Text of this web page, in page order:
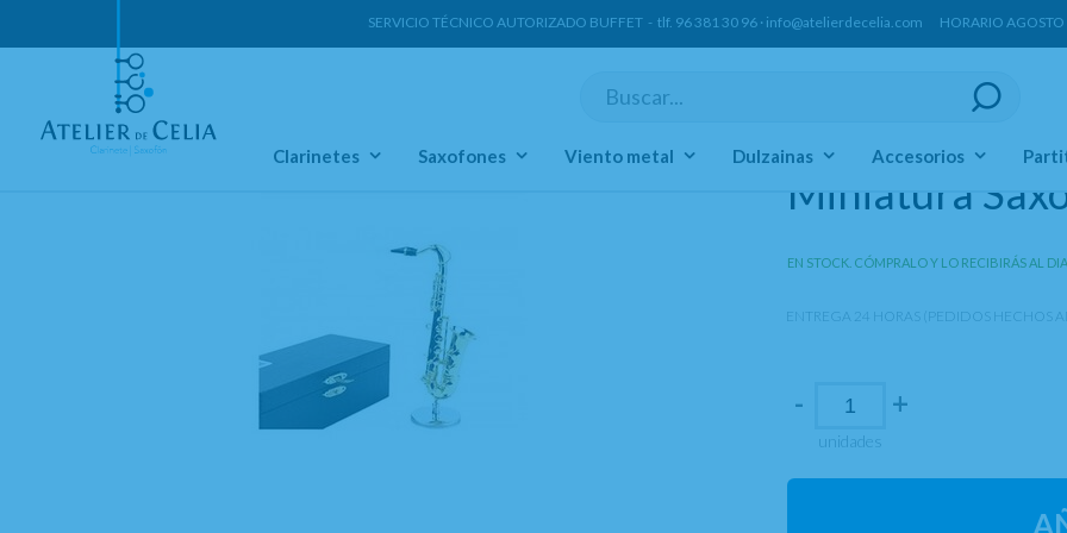
SERVICIO TÉCNICO AUTORIZADO BUFFET - tlf. 96 381 30 96 · info@atelierdecelia.com HORARIO AGOSTO
Clarinetes Saxofones Viento metal Dulzainas Accesorios
Miniaturas
Miniatura
EN STOCK. CÓMPRALO Y LO RECIBIRÁS AL
ENTREGA 24 HORAS (PEDIDOS HECHOS
-
unidades
+